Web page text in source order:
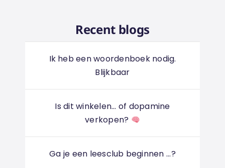
Recent blogs
Ik heb een woordenboek nodig.
Blijkbaar
Is dit winkelen... of dopamine
verkopen?
Ga je een leesclub beginnen ...?